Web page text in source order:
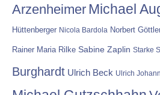
Arzenheimer Michael
Hüttenberger Nicola Bardola Norbert
Rainer Maria Rilke Sabine Zaplin Starke
Burghardt Ulrich Beck Ulrich